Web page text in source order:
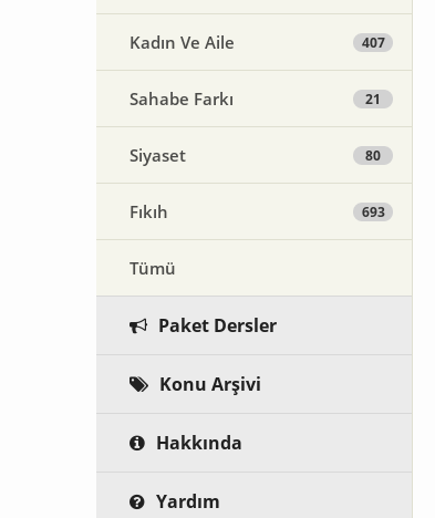
Kadın Ve Aile 407
Sahabe Farkı 21
Siyaset 80
Fıkıh 693
Tümü
Paket Dersler
Konu Arşivi
Hakkında
Yardım